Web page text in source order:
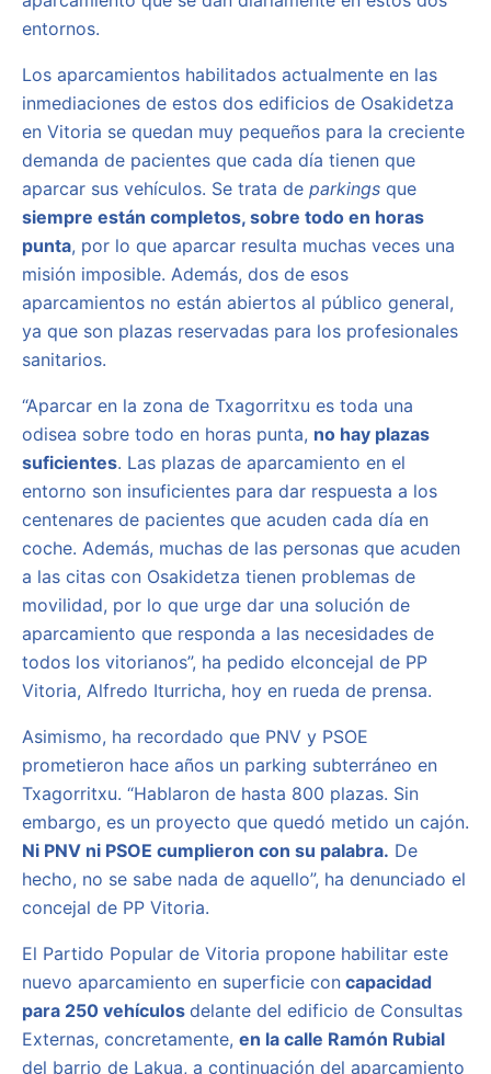
entornos.
Los aparcamientos habilitados actualmente en las
inmediaciones de estos dos edificios de Osakidetza
en Vitoria se quedan muy pequeños para la creciente
demanda de pacientes que cada día tienen que
aparcar sus vehículos. Se trata de parkings que
siempre están completos, sobre todo en horas
punta, por lo que aparcar resulta muchas veces una
misión imposible. Además, dos de esos
aparcamientos no están abiertos al público general,
ya que son plazas reservadas para los profesionales
sanitarios.
“Aparcar en la zona de Txagorritxu es toda una
odisea sobre todo en horas punta, no hay plazas
suficientes. Las plazas de aparcamiento en el
entorno son insuficientes para dar respuesta a los
centenares de pacientes que acuden cada día en
coche. Además, muchas de las personas que acuden
a las citas con Osakidetza tienen problemas de
movilidad, por lo que urge dar una solución de
aparcamiento que responda a las necesidades de
todos los vitorianos”, ha pedido elconcejal de PP
Vitoria, Alfredo Iturricha, hoy en rueda de prensa.
Asimismo, ha recordado que PNV y PSOE
prometieron hace años un parking subterráneo en
Txagorritxu. “Hablaron de hasta 800 plazas. Sin
embargo, es un proyecto que quedó metido un cajón.
Ni PNV ni PSOE cumplieron con su palabra. De
hecho, no se sabe nada de aquello”, ha denunciado el
concejal de PP Vitoria.
El Partido Popular de Vitoria propone habilitar este
nuevo aparcamiento en superficie con capacidad
para 250 vehículos delante del edificio de Consultas
Externas, concretamente, en la calle Ramón Rubial
del barrio de Lakua, a continuación del aparcamiento